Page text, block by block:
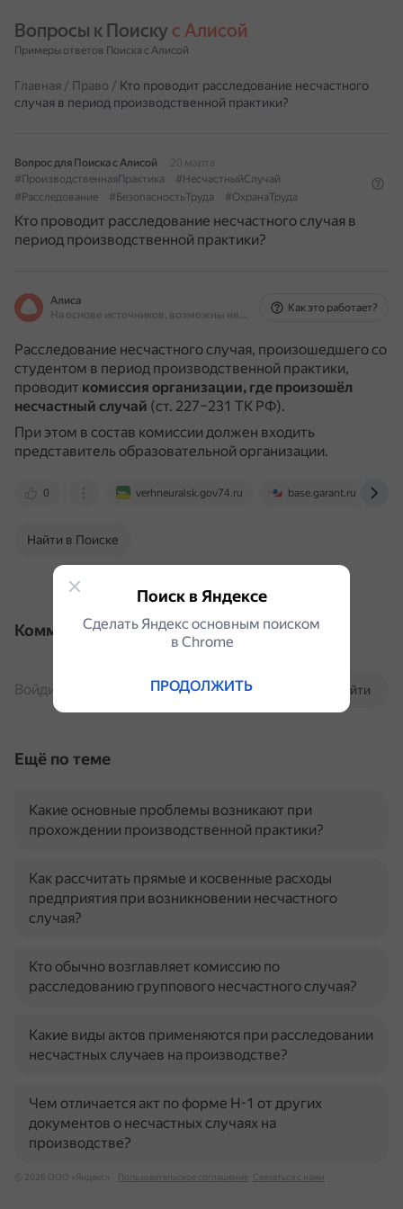
Вопросы к Поиску с Алисой
Примеры ответов Поиска с Алисой
Главная / Право / Кто проводит расследование несчастного
случая в период производственной практики?
Вопрос для Поиска с Алисой
20 марта
#ПроизводственнаяПрактика
#НесчастныйСлучай
#Расследование
#БезопасностьТруда #ОхранаТруда
Кто проводит расследование несчастного случая в
период производственной практики?
Алиса
На основе источников, возможны неточности
Как это работает?
Расследование несчастного случая, произошедшего со
студентом в период производственной практики,
проводит комиссия организации, где произошёл
несчастный случай (ст. 227–231 ТК РФ).
При этом в состав комиссии должен входить
представитель образовательной организации.
0 verhneuralsk.gov74.ru base.garant.ru
Найти в Поиске
Комментарии
Войти
Войдите, чтобы комментировать
Ещё по теме
Какие основные проблемы возникают при
прохождении производственной практики?
Как рассчитать прямые и косвенные расходы
предприятия при возникновении несчастного
случая?
Кто обычно возглавляет комиссию по
расследованию группового несчастного случая?
Какие виды актов применяются при расследовании
несчастных случаев на производстве?
Чем отличается акт по форме Н-1 от других
документов о несчастных случаях на
производстве?
© 2026 ООО «Яндекс» Пользовательское соглашение Связаться с нами
Поиск в Яндексе
Сделать Яндекс основным поиском
в Сhrome
ПРОДОЛЖИТЬ